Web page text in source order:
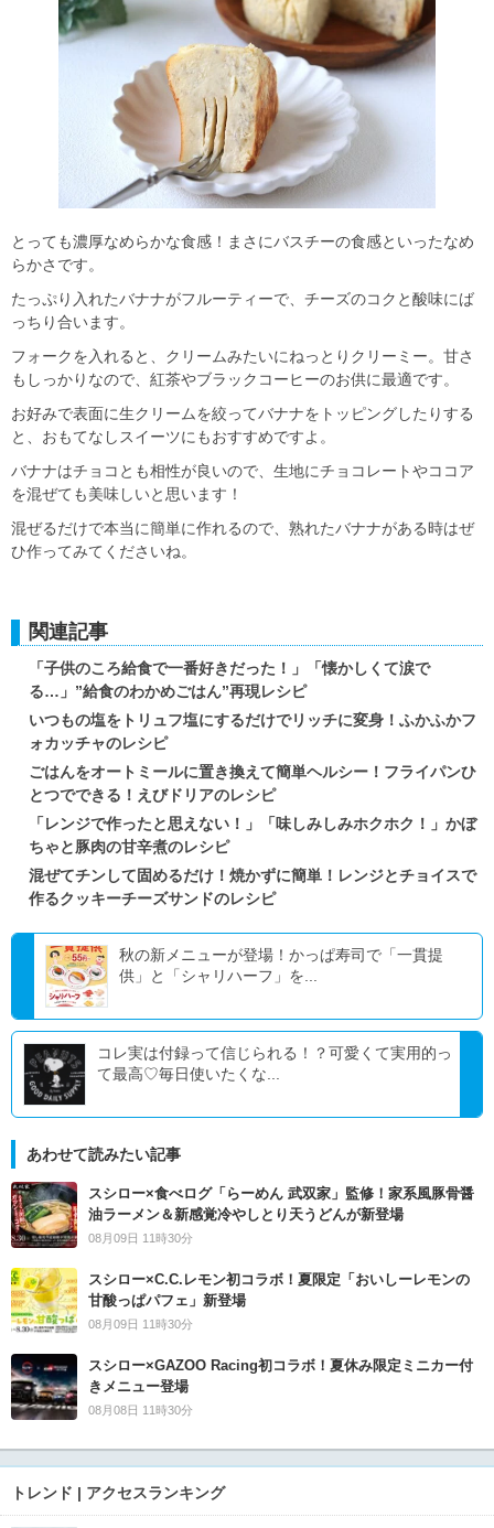
とっても濃厚なめらかな食感！まさにバスチーの食感といったなめ
らかさです。
たっぷり入れたバナナがフルーティーで、チーズのコクと酸味にば
っちり合います。
フォークを入れると、クリームみたいにねっとりクリーミー。甘さ
もしっかりなので、紅茶やブラックコーヒーのお供に最適です。
お好みで表面に生クリームを絞ってバナナをトッピングしたりする
と、おもてなしスイーツにもおすすめですよ。
バナナはチョコとも相性が良いので、生地にチョコレートやココア
を混ぜても美味しいと思います！
混ぜるだけで本当に簡単に作れるので、熟れたバナナがある時はぜ
ひ作ってみてくださいね。
関連記事
「子供のころ給食で一番好きだった！」「懐かしくて涙で
る…」”給食のわかめごはん”再現レシピ
いつもの塩をトリュフ塩にするだけでリッチに変身！ふかふかフ
ォカッチャのレシピ
ごはんをオートミールに置き換えて簡単ヘルシー！フライパンひ
とつでできる！えびドリアのレシピ
「レンジで作ったと思えない！」「味しみしみホクホク！」かぼ
ちゃと豚肉の甘辛煮のレシピ
混ぜてチンして固めるだけ！焼かずに簡単！レンジとチョイスで
作るクッキーチーズサンドのレシピ
秋の新メニューが登場！かっぱ寿司で「一貫提
供」と「シャリハーフ」を...
コレ実は付録って信じられる！？可愛くて実用的っ
て最高♡毎日使いたくな...
あわせて読みたい記事
スシロー×食べログ「らーめん 武双家」監修！家系風豚骨醤
油ラーメン＆新感覚冷やしとり天うどんが新登場
08月09日 11時30分
スシロー×C.C.レモン初コラボ！夏限定「おいしーレモンの
甘酸っぱパフェ」新登場
08月09日 11時30分
スシロー×GAZOO Racing初コラボ！夏休み限定ミニカー付
きメニュー登場
08月08日 11時30分
トレンド | アクセスランキング